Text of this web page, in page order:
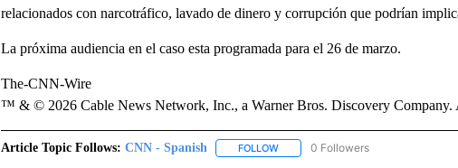
relacionados con narcotráfico, lavado de dinero y corrupción que podrían
La próxima audiencia en el caso esta programada para el 26 de marzo.
The-CNN-Wire
™ & © 2026 Cable News Network, Inc., a Warner Bros. Discovery Company.
Article Topic Follows: CNN - Spanish FOLLOWFOLLOW "CNN - SPANISH" TO
0 Followers